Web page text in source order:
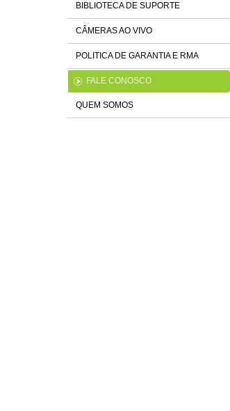
BIBLIOTECA DE SUPORTE
CÂMERAS AO VIVO
POLITICA DE GARANTIA E RMA
FALE CONOSCO
QUEM SOMOS